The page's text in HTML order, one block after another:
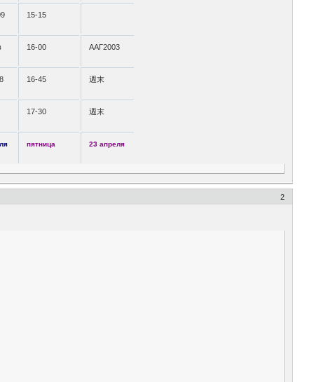
15-15
16-00 ААГ2003
16-45 週末
17-30 週末
пятница 23 апреля
2